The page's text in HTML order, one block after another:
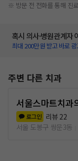
※ 방문 전 전화를 통해 진
혹시 의사·병원관계자
최대 200만원 받고 바로
주변 다른 치과
서울스마트치과
로그인 리뷰 22
서울 도봉구 쌍문3동